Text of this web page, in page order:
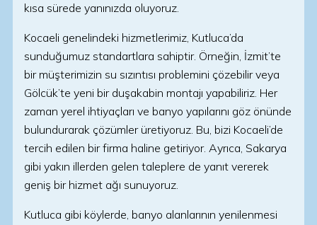
kısa sürede yanınızda oluyoruz.
Kocaeli genelindeki hizmetlerimiz, Kutluca’da
sunduğumuz standartlara sahiptir. Örneğin, İzmit’te
bir müşterimizin su sızıntısı problemini çözebilir veya
Gölcük’te yeni bir duşakabin montajı yapabiliriz. Her
zaman yerel ihtiyaçları ve banyo yapılarını göz önünde
bulundurarak çözümler üretiyoruz. Bu, bizi Kocaeli’de
tercih edilen bir firma haline getiriyor. Ayrıca, Sakarya
gibi yakın illerden gelen taleplere de yanıt vererek
geniş bir hizmet ağı sunuyoruz.
Kutluca gibi köylerde, banyo alanlarının yenilenmesi